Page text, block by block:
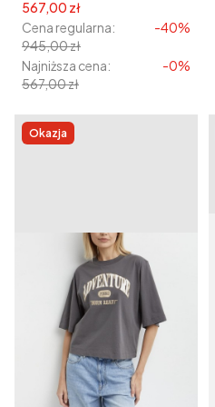
Cena promocyjna
567,00 zł
Cena regularna:
945,00 zł
-40%
Najniższa cena:
567,00 zł
-0%
Okazja